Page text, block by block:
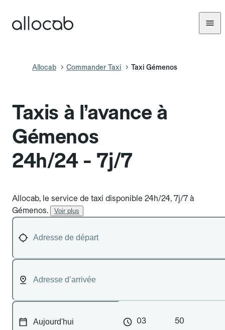
Allocab Commander Taxi Taxi Gémenos
Taxis à l’avance à
Gémenos
24h/24 - 7j/7
Allocab, le service de taxi disponible 24h/24, 7j/7 à
Gémenos.
Voir plus
03 50